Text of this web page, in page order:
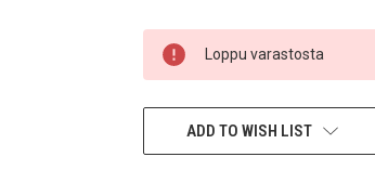
CURRENT
STOCK:
Loppu varastosta
ADD TO WISH LIST